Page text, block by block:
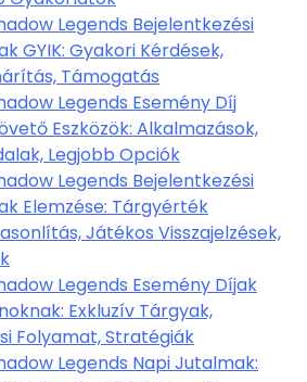
Legends Bejelentkezési
GYIK: Gyakori Kérdések,
Támogatás
Legends Esemény Díj
Eszközök: Alkalmazások,
Legjobb Opciók
Legends Bejelentkezési
Elemzése: Tárgyérték
Játékos Visszajelzések,
Legends Esemény Díjak
Exkluzív Tárgyak,
Folyamat, Stratégiák
Legends Napi Jutalmak: